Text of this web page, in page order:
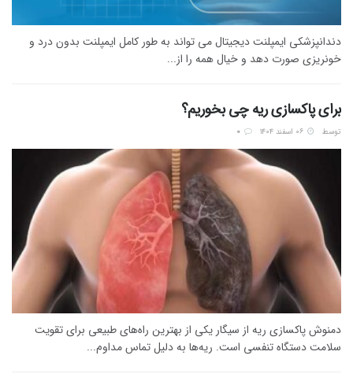
دندانپزشکی ایمپلنت دیجیتال می تواند به طور کامل ایمپلنت بدون درد و
خونریزی صورت دهد و خیال همه را از...
برای پاکسازی ریه چی بخوریم؟
توسط
دمنوش پاکسازی ریه از سیگار یکی از بهترین راه‌های طبیعی برای تقویت
سلامت دستگاه تنفسی است. ریه‌ها به دلیل تماس مداوم...